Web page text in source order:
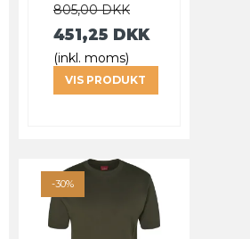
805,00 DKK
451,25 DKK
(inkl. moms)
VIS PRODUKT
-30%